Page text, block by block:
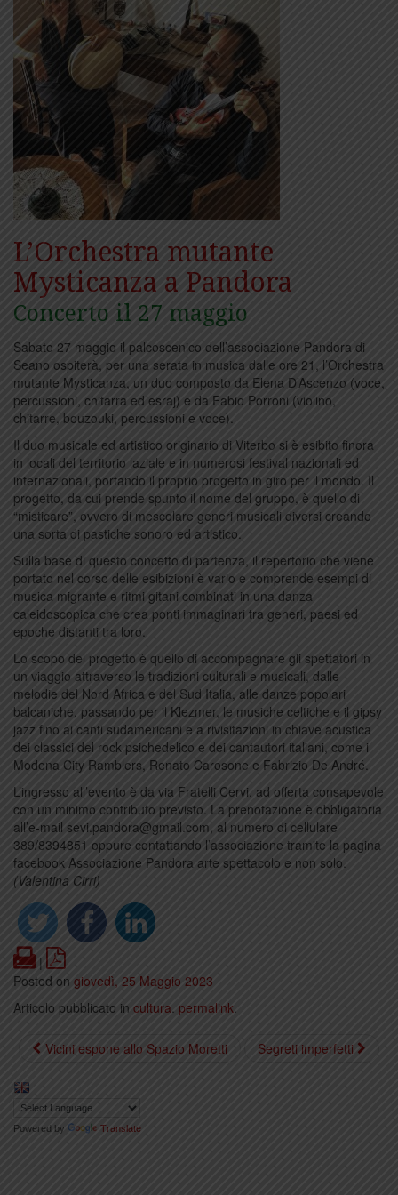
L’Orchestra mutante
Mysticanza a Pandora
Concerto il 27 maggio
Sabato 27 maggio il palcoscenico dell’associazione Pandora di
Seano ospiterà, per una serata in musica dalle ore 21, l’Orchestra
mutante Mysticanza, un duo composto da Elena D’Ascenzo (voce,
percussioni, chitarra ed esraj) e da Fabio Porroni (violino,
chitarre, bouzouki, percussioni e voce).
Il duo musicale ed artistico originario di Viterbo si è esibito finora
in locali del territorio laziale e in numerosi festival nazionali ed
internazionali, portando il proprio progetto in giro per il mondo. Il
progetto, da cui prende spunto il nome del gruppo, è quello di
“misticare”, ovvero di mescolare generi musicali diversi creando
una sorta di pastiche sonoro ed artistico.
Sulla base di questo concetto di partenza, il repertorio che viene
portato nel corso delle esibizioni è vario e comprende esempi di
musica migrante e ritmi gitani combinati in una danza
caleidoscopica che crea ponti immaginari tra generi, paesi ed
epoche distanti tra loro.
Lo scopo del progetto è quello di accompagnare gli spettatori in
un viaggio attraverso le tradizioni culturali e musicali, dalle
melodie del Nord Africa e del Sud Italia, alle danze popolari
balcaniche, passando per il Klezmer, le musiche celtiche e il gipsy
jazz fino ai canti sudamericani e a rivisitazioni in chiave acustica
dei classici del rock psichedelico e dei cantautori italiani, come i
Modena City Ramblers, Renato Carosone e Fabrizio De André.
L’ingresso all’evento è da via Fratelli Cervi, ad offerta consapevole
con un minimo contributo previsto. La prenotazione è obbligatoria
all’e-mail sevi.pandora@gmail.com, al numero di cellulare
389/8394851 oppure contattando l’associazione tramite la pagina
facebook Associazione Pandora arte spettacolo e non solo.
(Valentina Cirri)
Print
|
Posted on giovedì, 25 Maggio 2023
Articolo pubblicato in cultura. permalink.
Vicini espone allo Spazio Moretti Segreti imperfetti
Powered by Translate